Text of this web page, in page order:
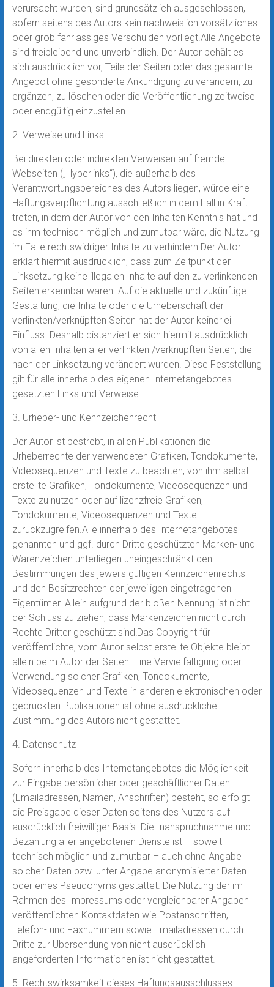
verursacht wurden, sind grundsätzlich ausgeschlossen,
sofern seitens des Autors kein nachweislich vorsätzliches
oder grob fahrlässiges Verschulden vorliegt.Alle Angebote
sind freibleibend und unverbindlich. Der Autor behält es
sich ausdrücklich vor, Teile der Seiten oder das gesamte
Angebot ohne gesonderte Ankündigung zu verändern, zu
ergänzen, zu löschen oder die Veröffentlichung zeitweise
oder endgültig einzustellen.
2. Verweise und Links
Bei direkten oder indirekten Verweisen auf fremde
Webseiten („Hyperlinks“), die außerhalb des
Verantwortungsbereiches des Autors liegen, würde eine
Haftungsverpflichtung ausschließlich in dem Fall in Kraft
treten, in dem der Autor von den Inhalten Kenntnis hat und
es ihm technisch möglich und zumutbar wäre, die Nutzung
im Falle rechtswidriger Inhalte zu verhindern.Der Autor
erklärt hiermit ausdrücklich, dass zum Zeitpunkt der
Linksetzung keine illegalen Inhalte auf den zu verlinkenden
Seiten erkennbar waren. Auf die aktuelle und zukünftige
Gestaltung, die Inhalte oder die Urheberschaft der
verlinkten/verknüpften Seiten hat der Autor keinerlei
Einfluss. Deshalb distanziert er sich hiermit ausdrücklich
von allen Inhalten aller verlinkten /verknüpften Seiten, die
nach der Linksetzung verändert wurden. Diese Feststellung
gilt für alle innerhalb des eigenen Internetangebotes
gesetzten Links und Verweise.
3. Urheber- und Kennzeichenrecht
Der Autor ist bestrebt, in allen Publikationen die
Urheberrechte der verwendeten Grafiken, Tondokumente,
Videosequenzen und Texte zu beachten, von ihm selbst
erstellte Grafiken, Tondokumente, Videosequenzen und
Texte zu nutzen oder auf lizenzfreie Grafiken,
Tondokumente, Videosequenzen und Texte
zurückzugreifen.Alle innerhalb des Internetangebotes
genannten und ggf. durch Dritte geschützten Marken- und
Warenzeichen unterliegen uneingeschränkt den
Bestimmungen des jeweils gültigen Kennzeichenrechts
und den Besitzrechten der jeweiligen eingetragenen
Eigentümer. Allein aufgrund der bloßen Nennung ist nicht
der Schluss zu ziehen, dass Markenzeichen nicht durch
Rechte Dritter geschützt sind!Das Copyright für
veröffentlichte, vom Autor selbst erstellte Objekte bleibt
allein beim Autor der Seiten. Eine Vervielfältigung oder
Verwendung solcher Grafiken, Tondokumente,
Videosequenzen und Texte in anderen elektronischen oder
gedruckten Publikationen ist ohne ausdrückliche
Zustimmung des Autors nicht gestattet.
4. Datenschutz
Sofern innerhalb des Internetangebotes die Möglichkeit
zur Eingabe persönlicher oder geschäftlicher Daten
(Emailadressen, Namen, Anschriften) besteht, so erfolgt
die Preisgabe dieser Daten seitens des Nutzers auf
ausdrücklich freiwilliger Basis. Die Inanspruchnahme und
Bezahlung aller angebotenen Dienste ist – soweit
technisch möglich und zumutbar – auch ohne Angabe
solcher Daten bzw. unter Angabe anonymisierter Daten
oder eines Pseudonyms gestattet. Die Nutzung der im
Rahmen des Impressums oder vergleichbarer Angaben
veröffentlichten Kontaktdaten wie Postanschriften,
Telefon- und Faxnummern sowie Emailadressen durch
Dritte zur Übersendung von nicht ausdrücklich
angeforderten Informationen ist nicht gestattet.
5. Rechtswirksamkeit dieses Haftungsausschlusses